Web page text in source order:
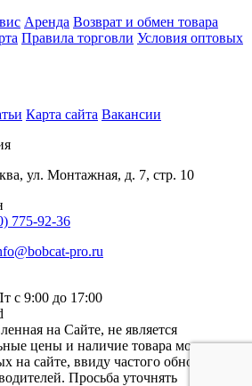
Аренда Возврат и обмен товара
Правила торговли Условия оптовых
Карта сайта Вакансии
ул. Монтажная, д. 7, стр. 10
775-92-36
pro.ru
с 9:00 до 17:00
на Сайте, не является
цены и наличие товара могут
на сайте, ввиду частого обновления
Просьба уточнять